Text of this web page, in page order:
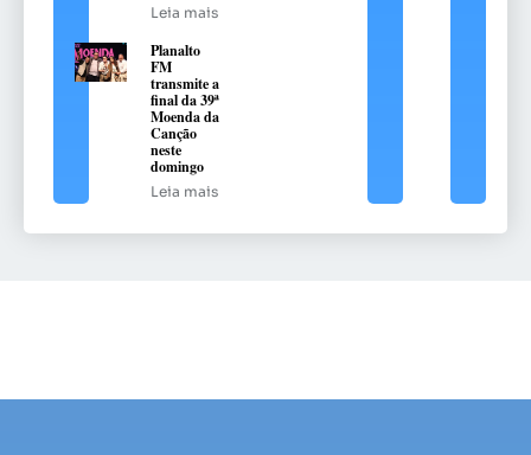
Leia mais
Planalto
FM
transmite a
final da 39ª
Moenda da
Canção
neste
domingo
Leia mais